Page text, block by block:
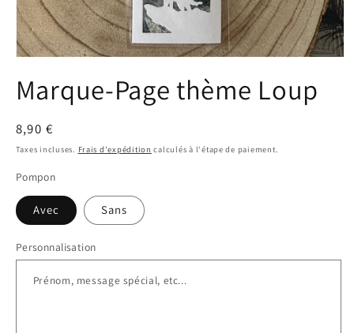
média
1
fenêtre
modale
Marque-Page thème Loup
Prix
habituel
8,90 €
Taxes incluses. Frais d'expédition calculés à l'étape de paiement.
Pompon
Avec Sans
Personnalisation